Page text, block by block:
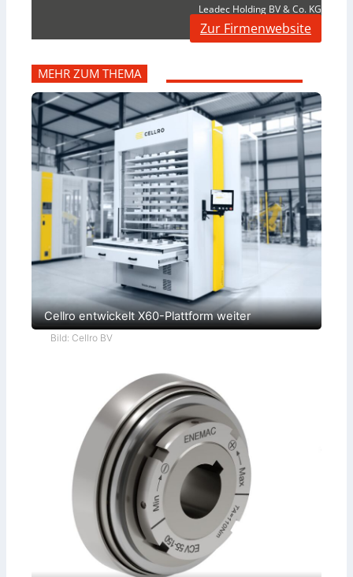
Leadec Holding BV & Co. KG
Zur Firmenwebsite
MEHR ZUM THEMA
Cellro entwickelt X60-Plattform weiter
Bild: Cellro BV